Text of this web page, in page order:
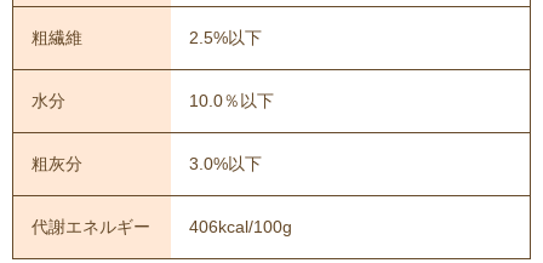
粗繊維 2.5%以下
水分 10.0％以下
粗灰分 3.0%以下
代謝エネルギー 406kcal/100g